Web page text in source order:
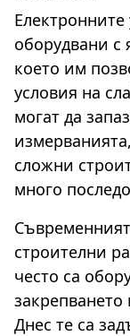
оборудвани с
което им
условия на
могат да
сложни
много
строителни
често са
Днес те са